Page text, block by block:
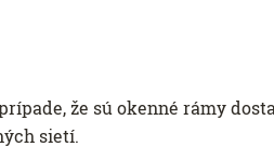
že sú okenné rámy
sietí.